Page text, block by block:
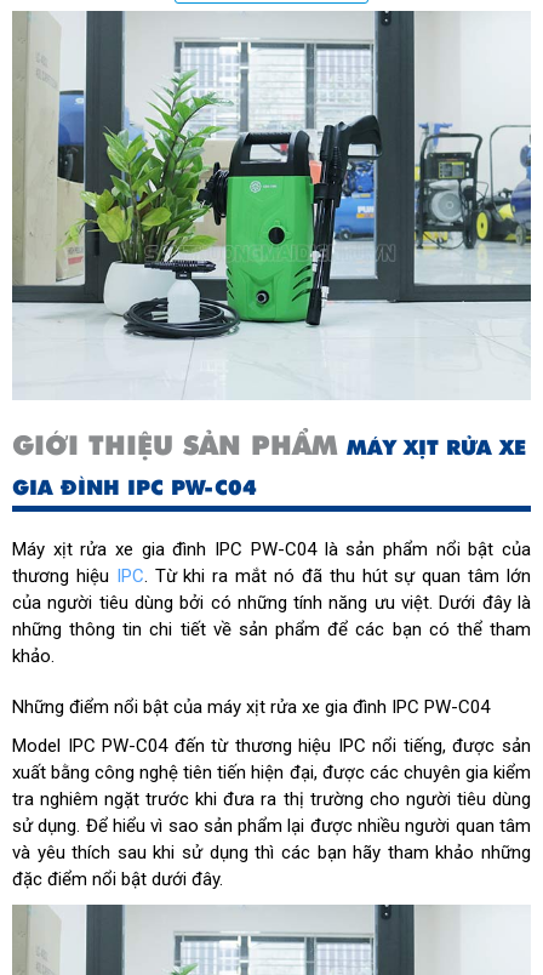
GIỚI THIỆU SẢN PHẨM MÁY XỊT RỬA XE
GIA ĐÌNH IPC PW-C04
Máy xịt rửa xe gia đình IPC PW-C04 là sản phẩm nổi bật của
thương hiệu IPC. Từ khi ra mắt nó đã thu hút sự quan tâm lớn
của người tiêu dùng bởi có những tính năng ưu việt. Dưới đây là
những thông tin chi tiết về sản phẩm để các bạn có thể tham
khảo.
Những điểm nổi bật của máy xịt rửa xe gia đình IPC PW-C04
Model IPC PW-C04 đến từ thương hiệu IPC nổi tiếng, được sản
xuất bằng công nghệ tiên tiến hiện đại, được các chuyên gia kiểm
tra nghiêm ngặt trước khi đưa ra thị trường cho người tiêu dùng
sử dụng. Để hiểu vì sao sản phẩm lại được nhiều người quan tâm
và yêu thích sau khi sử dụng thì các bạn hãy tham khảo những
đặc điểm nổi bật dưới đây.